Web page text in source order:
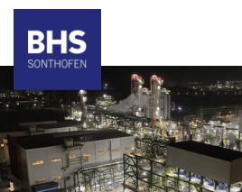
+86 21 610796-62 | -63
process-technology@bhs-
联系信息